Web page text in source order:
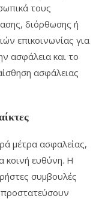
τους
διόρθωσης ή
επικοινωνίας για
ασφάλεια και το
ασφάλειας
μέτρα ασφαλείας,
κοινή ευθύνη. Η
συμβουλές